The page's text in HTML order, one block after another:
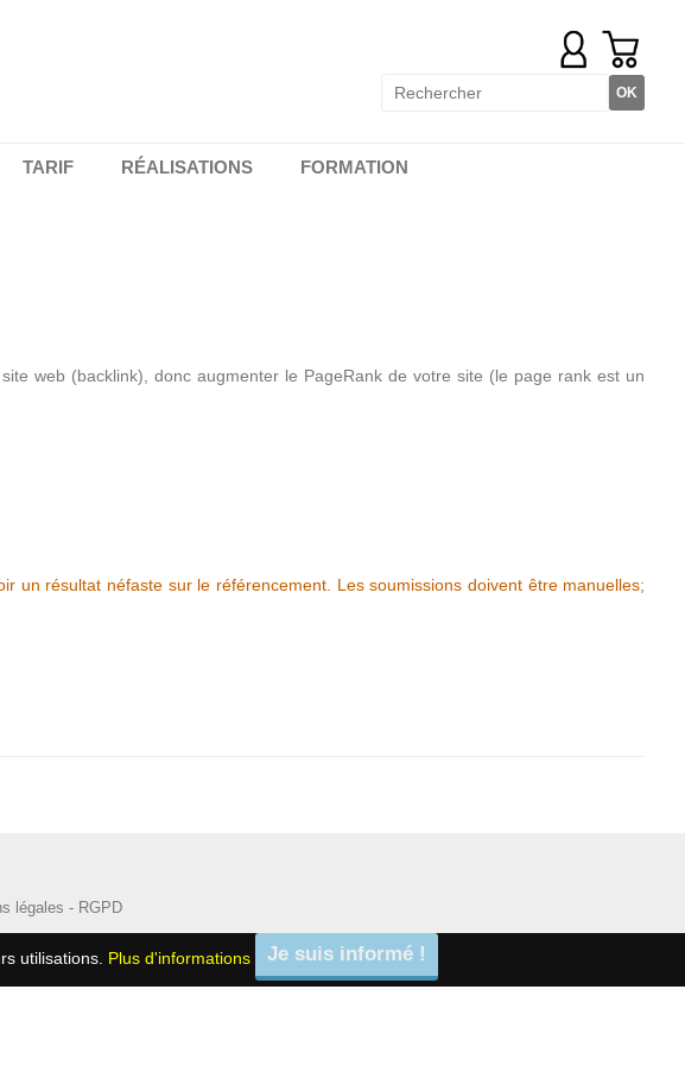
TARIF RÉALISATIONS FORMATION
web (backlink), donc augmenter le PageRank de votre site (le page rank est un
un résultat néfaste sur le référencement. Les soumissions doivent être manuelles;
légales - RGPD
utilisations. Plus d'informations